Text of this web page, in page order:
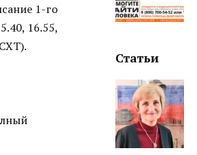
1-го
16.55,
Статьи